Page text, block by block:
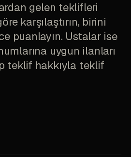
gelen teklifleri
karşılaştırın, birini
puanlayın. Ustalar ise
uygun ilanları
teklif hakkıyla teklif